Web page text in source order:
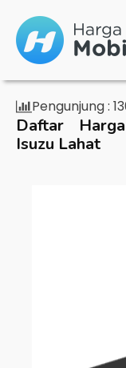
Pengunjung :
Daftar
Isuzu Lahat